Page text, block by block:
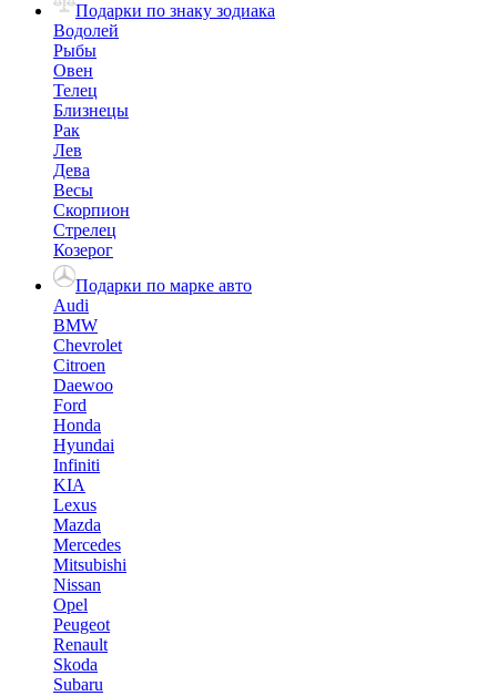
Подарки по знаку зодиака
Водолей
Рыбы
Овен
Телец
Близнецы
Рак
Лев
Дева
Весы
Скорпион
Стрелец
Козерог
Подарки по марке авто
Audi
BMW
Chevrolet
Citroen
Daewoo
Ford
Honda
Hyundai
Infiniti
KIA
Lexus
Mazda
Mercedes
Mitsubishi
Nissan
Opel
Peugeot
Renault
Skoda
Subaru